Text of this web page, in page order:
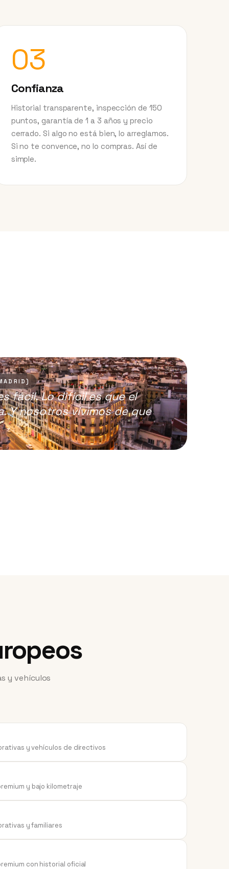
03
Confianza
Historial transparente, inspección de 150
puntos, garantía de 1 a 3 años y precio
cerrado. Si algo no está bien, lo arreglamos.
Si no te convence, no lo compras. Así de
simple.
fácil. Lo difícil es que el
Y nosotros vivimos de que
y vehículos
y vehículos de directivos
y bajo kilometraje
y familiares
con historial oficial